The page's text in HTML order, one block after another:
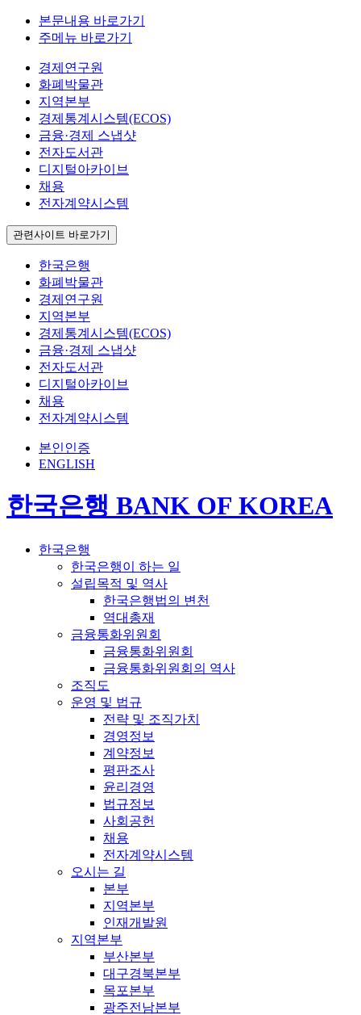
본문내용 바로가기
주메뉴 바로가기
경제연구원
화폐박물관
지역본부
경제통계시스템(ECOS)
금융·경제 스냅샷
전자도서관
디지털아카이브
채용
전자계약시스템
관련사이트 바로가기
한국은행
화폐박물관
경제연구원
지역본부
경제통계시스템(ECOS)
금융·경제 스냅샷
전자도서관
디지털아카이브
채용
전자계약시스템
본인인증
ENGLISH
한국은행 BANK OF KOREA
한국은행
한국은행이 하는 일
설립목적 및 역사
한국은행법의 변천
역대총재
금융통화위원회
금융통화위원회
금융통화위원회의 역사
조직도
운영 및 법규
전략 및 조직가치
경영정보
계약정보
평판조사
윤리경영
법규정보
사회공헌
채용
전자계약시스템
오시는 길
본부
지역본부
인재개발원
지역본부
부산본부
대구경북본부
목포본부
광주전남본부